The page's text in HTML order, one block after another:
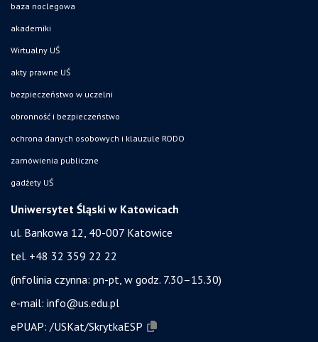
baza noclegowa
akademiki
Wirtualny UŚ
akty prawne UŚ
bezpieczeństwo w uczelni
obronność i bezpieczeństwo
ochrona danych osobowych i klauzule RODO
zamówienia publiczne
gadżety UŚ
Uniwersytet Śląski w Katowicach
ul. Bankowa 12, 40-007 Katowice
tel. +48 32 359 22 22
(infolinia czynna: pn-pt, w godz. 7.30–15.30)
e-mail: info@us.edu.pl
ePUAP: /USKat/SkrytkaESP